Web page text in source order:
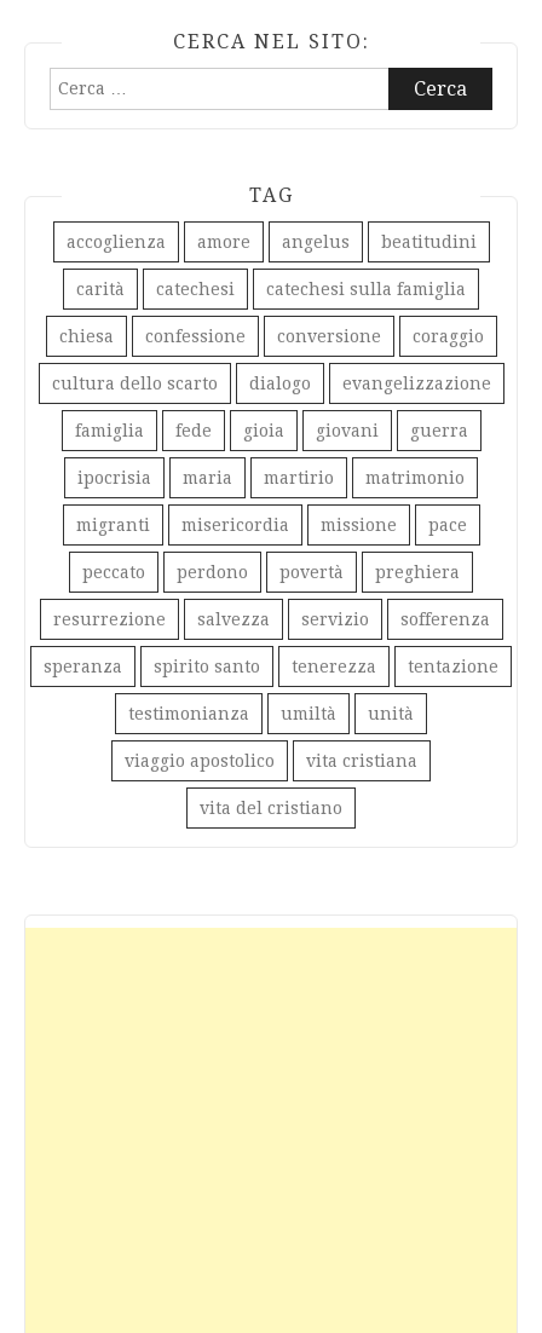
CERCA NEL SITO:
Ricerca
TAG
accoglienza amore angelus beatitudini
carità catechesi catechesi sulla famiglia
chiesa confessione conversione coraggio
cultura dello scarto dialogo evangelizzazione
famiglia fede gioia giovani guerra
ipocrisia maria martirio matrimonio
migranti misericordia missione pace
peccato perdono povertà preghiera
resurrezione salvezza servizio sofferenza
speranza spirito santo tenerezza tentazione
testimonianza umiltà unità
viaggio apostolico vita cristiana
vita del cristiano